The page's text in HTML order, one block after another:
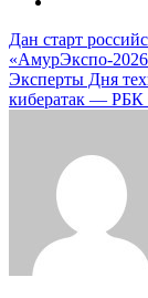
Навигация
по
записям
Дан старт
«АмурЭкспо-
Эксперты Дня
кибератак — РБК